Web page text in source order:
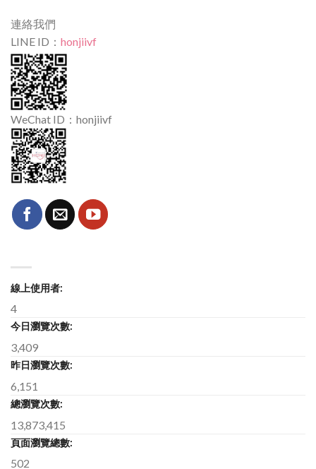
連絡我們
LINE ID： honjiivf
WeChat ID：honjiivf
線上使用者:
4
今日瀏覽次數:
3,409
昨日瀏覽次數:
6,151
總瀏覽次數:
13,873,415
頁面瀏覽總數:
502